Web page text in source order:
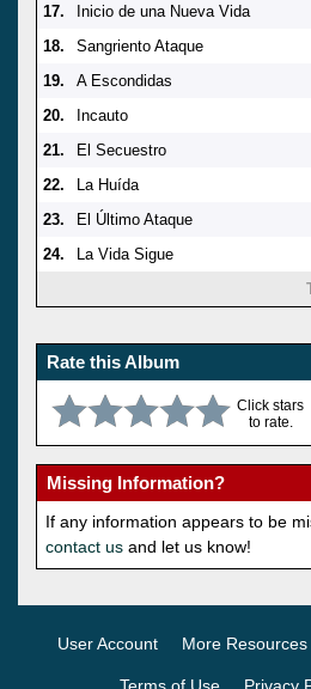
17.
Inicio de una Nueva Vida
18.
Sangriento Ataque
19.
A Escondidas
20.
Incauto
21.
El Secuestro
22.
La Huída
23.
El Último Ataque
24.
La Vida Sigue
Rate this Album
Click stars
to rate.
Missing Information?
If any information appears to be
contact us and let us know!
User Account More Resources
Terms of Use Privacy